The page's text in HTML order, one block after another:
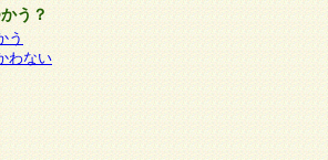
う？
う
わない